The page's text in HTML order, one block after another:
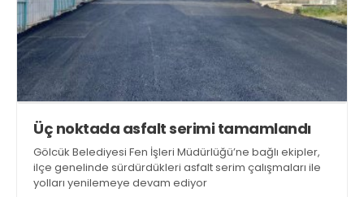
Üç noktada asfalt serimi tamamlandı
Gölcük Belediyesi Fen İşleri Müdürlüğü’ne bağlı ekipler,
ilçe genelinde sürdürdükleri asfalt serim çalışmaları ile
yolları yenilemeye devam ediyor